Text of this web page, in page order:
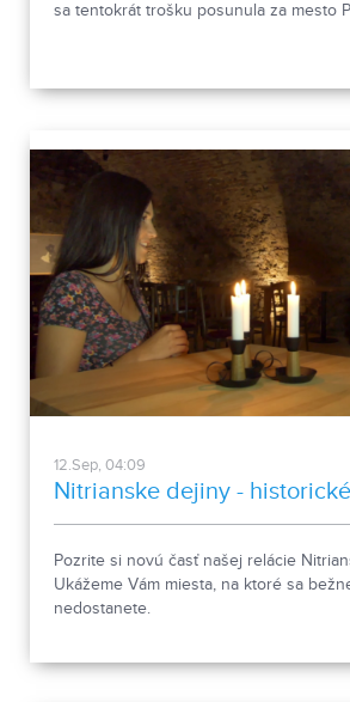
sa tentokrát trošku posunula za mesto
12.Sep, 04:09
Nitrianske dejiny -
Pozrite si novú časť našej relácie
Ukážeme Vám miesta, na ktoré sa
nedostanete.